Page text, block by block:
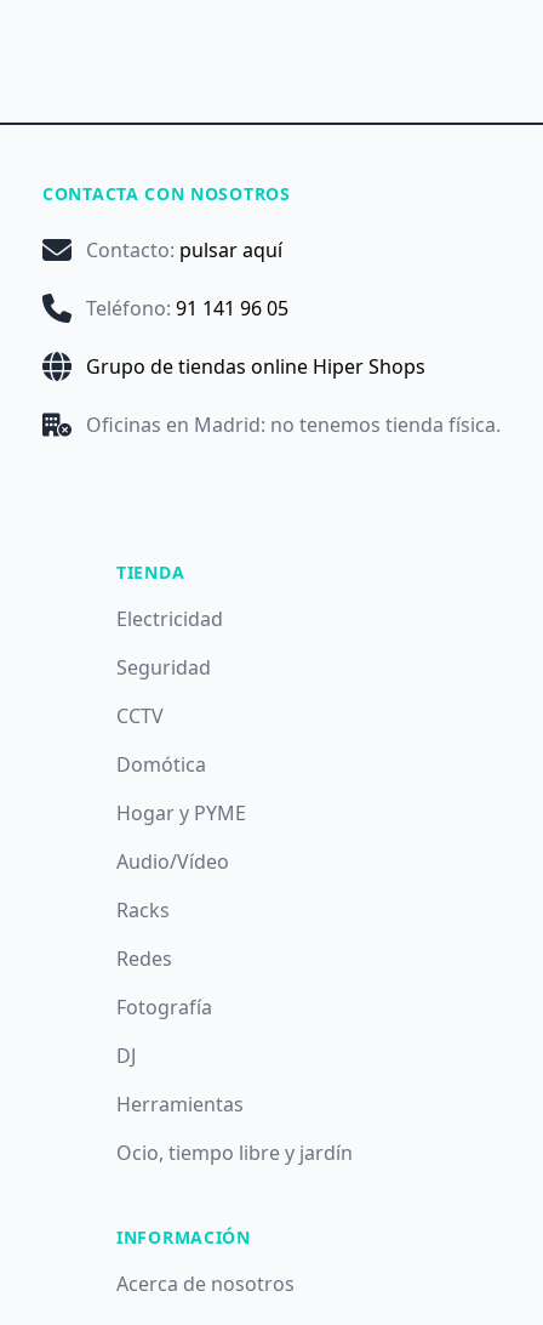
CONTACTA CON NOSOTROS
Contacto: pulsar aquí
Teléfono: 91 141 96 05
Grupo de tiendas online Hiper Shops
Oficinas en Madrid: no tenemos tienda física.
TIENDA
Electricidad
Seguridad
CCTV
Domótica
Hogar y PYME
Audio/Vídeo
Racks
Redes
Fotografía
DJ
Herramientas
Ocio, tiempo libre y jardín
INFORMACIÓN
Acerca de nosotros